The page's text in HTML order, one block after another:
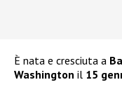
È nata e cresciuta a
Washington il 15